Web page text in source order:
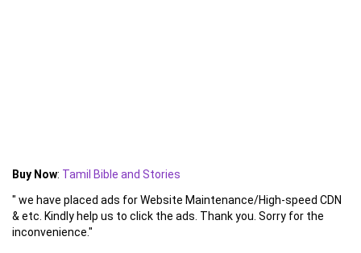
Buy Now: Tamil Bible and Stories
" we have placed ads for Website Maintenance/High-speed CDN
& etc. Kindly help us to click the ads. Thank you. Sorry for the
inconvenience."